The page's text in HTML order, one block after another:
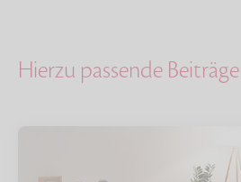
Hierzu passende Beiträge